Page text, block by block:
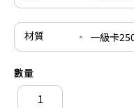
材質
數量